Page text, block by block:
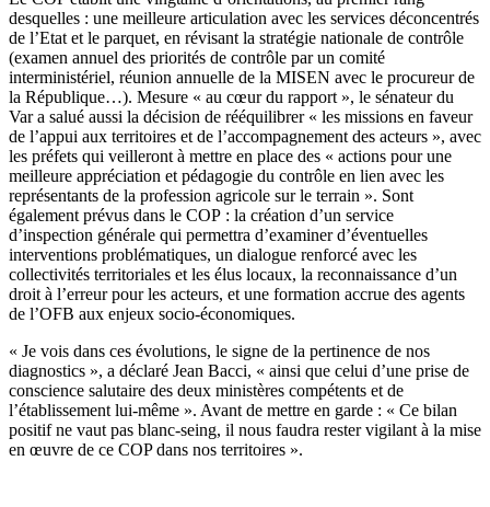
desquelles : une meilleure articulation avec les services déconcentrés
de l’Etat et le parquet, en révisant la stratégie nationale de contrôle
(examen annuel des priorités de contrôle par un comité
interministériel, réunion annuelle de la MISEN avec le procureur de
la République…). Mesure « au cœur du rapport », le sénateur du
Var a salué aussi la décision de rééquilibrer « les missions en faveur
de l’appui aux territoires et de l’accompagnement des acteurs », avec
les préfets qui veilleront à mettre en place des « actions pour une
meilleure appréciation et pédagogie du contrôle en lien avec les
représentants de la profession agricole sur le terrain ». Sont
également prévus dans le COP : la création d’un service
d’inspection générale qui permettra d’examiner d’éventuelles
interventions problématiques, un dialogue renforcé avec les
collectivités territoriales et les élus locaux, la reconnaissance d’un
droit à l’erreur pour les acteurs, et une formation accrue des agents
de l’OFB aux enjeux socio-économiques.
« Je vois dans ces évolutions, le signe de la pertinence de nos
diagnostics », a déclaré Jean Bacci, « ainsi que celui d’une prise de
conscience salutaire des deux ministères compétents et de
l’établissement lui-même ». Avant de mettre en garde : « Ce bilan
positif ne vaut pas blanc-seing, il nous faudra rester vigilant à la mise
en œuvre de ce COP dans nos territoires ».